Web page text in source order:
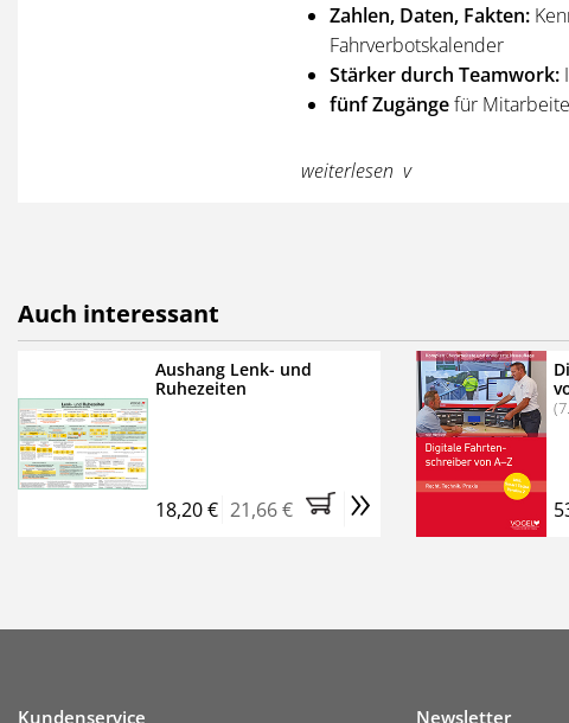
Zahlen, Daten, Fakten:
Fahrverbotskalender
Stärker durch Teamwork:
fünf Zugängefür
Sie erhaltenalle Ausgaben
Kostenfreie Online-
Bestellen Sie jetzt das
Monate (inkl. der derzeitig
brauchen Sie nichts weiter
entstehen keine weiteren
weiterlesen
Auch interessant
Aushang Lenk- und
Ruhezeiten
18,20 € 21,66 € »
Kundenservice Newsletter